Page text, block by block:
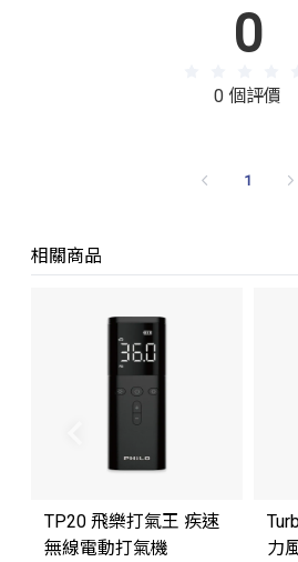
0
0 個評價
1
TP20 飛樂打氣王 疾速
無線電動打氣機
力
相關商品